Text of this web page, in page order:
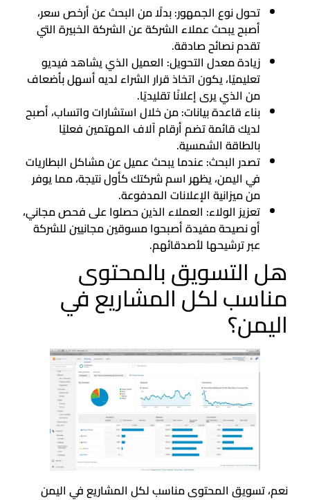
تحول نوع الجمهور: بدلًا من البحث عن أرخص سعر،
أصبح يبحث عملاء الشركة عن الشركة الخبيرة التي
تقدم نصائح صادقة.
زيادة معدل التحويل: العميل الذي يشاهد فيديو
تعليميًا، يكون اتخاذ قرار الشراء لديه أسهل بأضعاف
من الذي يرى إعلانًا تقليديًا.
بناء قاعدة بيانات: من خلال استشارات واتساب، أصبح
لديك قائمة تضم أرقام آلاف المهتمين فعليًا
بالطاقة الشمسية.
تصدر البحث: عندما يبحث عميل عن مشاكل البطاريات
في اليمن، يظهر اسم شركتك كأول نتيجة، مما يوفر
من ميزانية الإعلانات المدفوعة.
تعزيز الولاء: العملاء الذين حصلوا على فحص مجاني،
أو نصيحة مفيدة أصبحوا مسوقين مجانيين للشركة
عبر ترشيحها لأصدقائهم.
هل التسويق بالمحتوى
مناسب لكل المشاريع في
اليمن؟
نعم، تسويق المحتوى مناسب لكل المشاريع في اليمن